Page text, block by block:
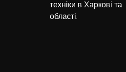
техніки в Харкові та
області.